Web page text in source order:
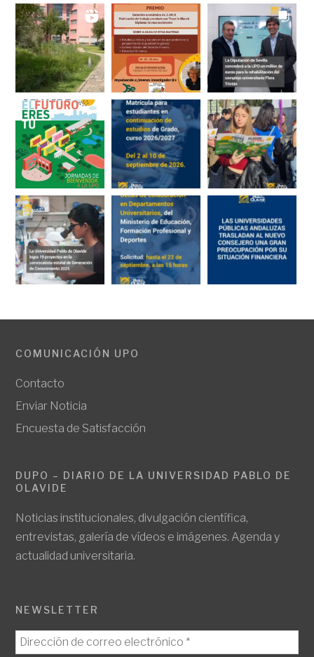
COMUNICACIÓN UPO
Contacto
Enviar Noticia
Encuesta de Satisfacción
DUPO – DIARIO DE LA UNIVERSIDAD PABLO DE
OLAVIDE
Noticias institucionales, divulgación científica,
entrevistas, galería de vídeos e imágenes. Agenda y
actualidad universitaria.
NEWSLETTER